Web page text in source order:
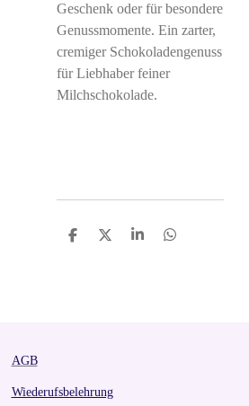
Geschenk oder für besondere
Genussmomente. Ein zarter,
cremiger Schokoladengenuss
für Liebhaber feiner
Milchschokolade.
S
S
S
S
AGB
Wiederufsbelehrung